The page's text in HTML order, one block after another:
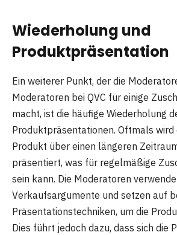
Wiederholung und
Produktpräsentation
Ein weiterer Punkt, der die
Moderatoren bei QVC für einige
macht, ist die häufige Wiederholung
Produktpräsentationen. Oftmals wird
Produkt über einen längeren
präsentiert, was für regelmäßige
sein kann. Die Moderatoren
Verkaufsargumente und setzen auf
Präsentationstechniken, um die
Dies führt jedoch dazu, dass sich die